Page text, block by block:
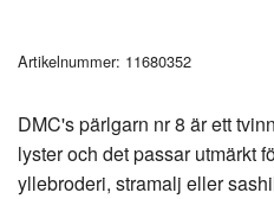
Artikelnummer: 11680352
DMC's pärlgarn nr 8 är ett
lyster och det passar utmärkt
yllebroderi, stramalj eller